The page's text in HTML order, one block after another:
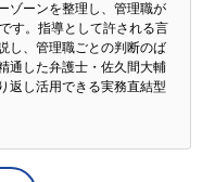
ゾーンを整理し、管理職が
す。指導として許される言
し、管理職ごとの判断のば
通した弁護士・佐久間大輔
返し活用できる実務直結型